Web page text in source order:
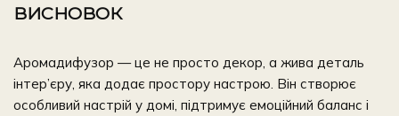
ВИСНОВОК
Аромадифузор — це не просто декор, а жива деталь
інтер’єру, яка додає простору настрою. Він створює
особливий настрій у домі, підтримує емоційний баланс і